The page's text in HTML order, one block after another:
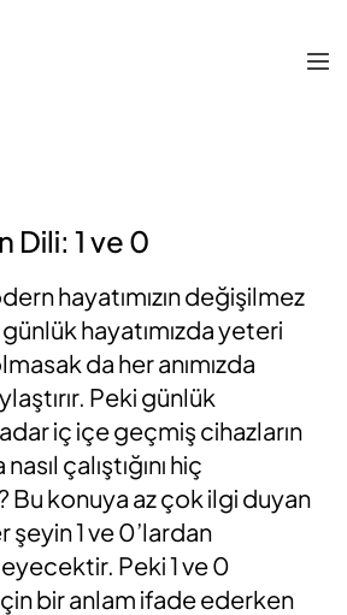
Dili: 1 ve 0
hayatımızın değişilmez
hayatımızda yeteri
da her anımızda
Peki günlük
iç içe geçmiş cihazların
çalıştığını hiç
Bu konuya az çok ilgi duyan
şeyin 1 ve 0’lardan
Peki 1 ve 0
bir anlam ifade ederken